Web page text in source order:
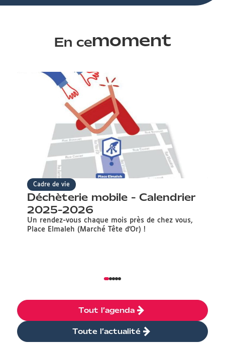
En cemoment
Cadre de vie
Déchèterie mobile - Calendrier
2025-2026
Un rendez-vous chaque mois près de chez vous,
Place Elmaleh (Marché Tête d'Or) !
Tout l’agenda
Toute l’actualité